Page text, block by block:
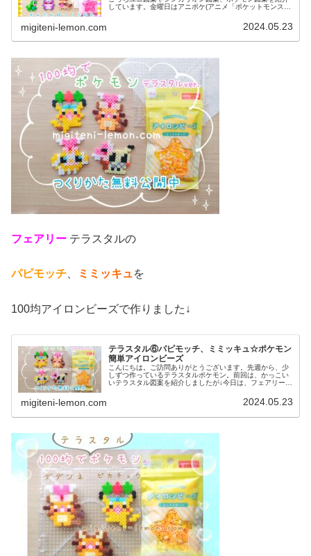
しています。金曜日はアニポケ(アニメ「ポケットモンスタ
migiteni-lemon.com 2024.05.23
フェアリー テラスタルの
パピモッチ ミミッキュを
100均アイロンビーズで作りました↓
テラスタル⑥パピモッチ、ミミッキュ☆ポケモン
簡単アイロンビーズ
こんにちは。ご訪問ありがとうございます。先週から、少
しずつ作っているテラスタルポケモン。前回は、かっこい
いテラスタル図案を紹介しましたが↓今日は、フェアリーテ
migiteni-lemon.com 2024.05.23